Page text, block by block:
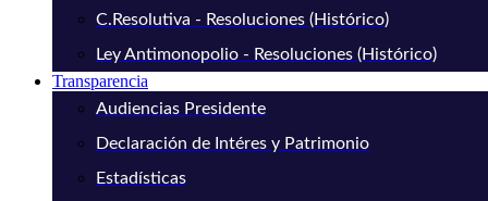
C.Resolutiva - Resoluciones (Histórico)
Ley Antimonopolio - Resoluciones (Histórico)
Transparencia
Audiencias Presidente
Declaración de Intéres y Patrimonio
Estadísticas